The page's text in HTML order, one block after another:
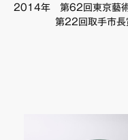
2014年 第62回東京藝
第22回取手市長賞(